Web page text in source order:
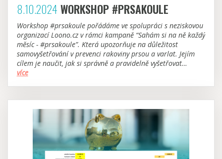
8.10.2024 WORKSHOP #PRSAKOULE
Workshop #prsakoule pořádáme ve spolupráci s neziskovou
organizací Loono.cz v rámci kampaně “Sahám si na ně každý
měsíc - #prsakoule”. Která upozorňuje na důležitost
samovyšetřování v prevenci rakoviny prsou a varlat. Jejím
cílem je naučit, jak si správně a pravidelně vyšetřovat
#prsakoule a odhalit tak rakovinu včas.
více